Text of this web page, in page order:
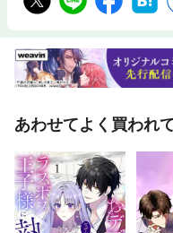
あわせてよく買われ